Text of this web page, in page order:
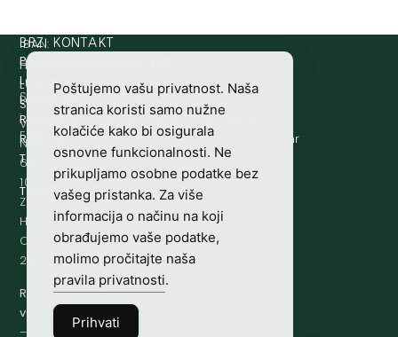
HRVATSKI
LOVAČKI
SAVEZ
Vladimira
Nazora
63
10000
Zagreb,
Hrvatska
OIB-
28817560444
Radno
vrijeme:
–
IBAN:
HR8124020061100501497
SWIFT/BIC
:
ESBCHR22
BRZI KONTAKT
Prijava štete:
Lovne iskaznice:
rh.moc.slh
@acinzaksi
Lovno osposobljavanje:
@ofni
Redakcija/ digitalni mediji:@aidem
Računovodstvo:
rh.moc.slh
@ovtsdovonucar
Tajništvo:
rh.sl
@slh
Telefon: +385 (0)1 48 34 560
Poštujemo vašu privatnost. Naša
stranica koristi samo nužne
kolačiće kako bi osigurala
osnovne funkcionalnosti. Ne
prikupljamo osobne podatke bez
vašeg pristanka. Za više
informacija o načinu na koji
obrađujemo vaše podatke,
molimo pročitajte naša
pravila privatnosti.
Prihvati